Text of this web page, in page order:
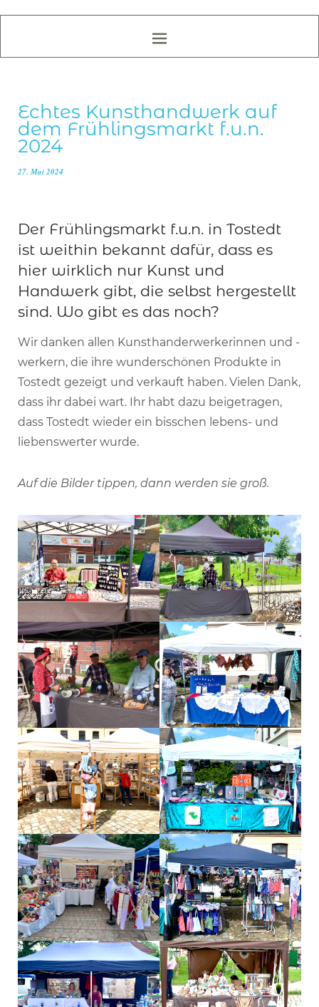
Echtes Kunsthandwerk auf
dem Frühlingsmarkt f.u.n.
2024
27. Mai 2024
Der Frühlingsmarkt f.u.n. in Tostedt
ist weithin bekannt dafür, dass es
hier wirklich nur Kunst und
Handwerk gibt, die selbst hergestellt
sind. Wo gibt es das noch?
Wir danken allen Kunsthanderwerkerinnen und -
werkern, die ihre wunderschönen Produkte in
Tostedt gezeigt und verkauft haben. Vielen Dank,
dass ihr dabei wart. Ihr habt dazu beigetragen,
dass Tostedt wieder ein bisschen lebens- und
liebenswerter wurde.
Auf die Bilder tippen, dann werden sie groß.